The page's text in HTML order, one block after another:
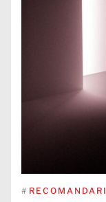
# RECOMANDARI